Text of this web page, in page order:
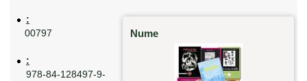
Nume
:
00797
:
978-84-128497-9-